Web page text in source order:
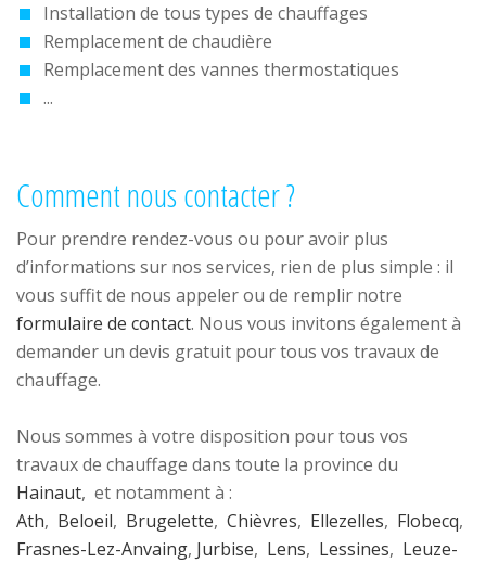
Installation de tous types de chauffages
Remplacement de chaudière
Remplacement des vannes thermostatiques
...
Comment nous contacter ?
Pour prendre rendez-vous ou pour avoir plus
d’informations sur nos services, rien de plus simple : il
vous suffit de nous appeler ou de remplir notre
formulaire de contact. Nous vous invitons également à
demander un devis gratuit pour tous vos travaux de
chauffage.
Nous sommes à votre disposition pour tous vos
travaux de chauffage dans toute la province du
Hainaut, et notamment à :
Ath, Beloeil, Brugelette, Chièvres, Ellezelles, Flobecq,
Frasnes-Lez-Anvaing, Jurbise, Lens, Lessines, Leuze-